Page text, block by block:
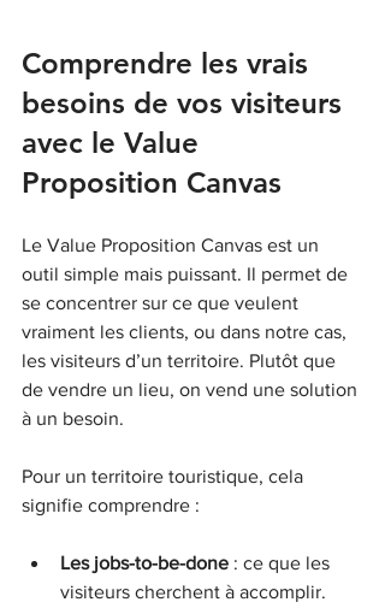
Comprendre les vrais
besoins de vos visiteurs
avec le Value
Proposition Canvas
Le Value Proposition Canvas est un
outil simple mais puissant. Il permet de
se concentrer sur ce que veulent
vraiment les clients, ou dans notre cas,
les visiteurs d’un territoire. Plutôt que
de vendre un lieu, on vend une solution
à un besoin.
Pour un territoire touristique, cela
signifie comprendre :
Les jobs-to-be-done : ce que les
visiteurs cherchent à accomplir.